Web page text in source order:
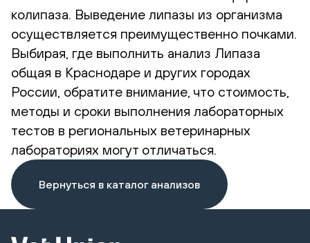
колипаза. Выведение липазы из организма
осуществляется преимущественно почками.
Выбирая, где выполнить анализ Липаза
общая в Краснодаре и других городах
России, обратите внимание, что стоимость,
методы и сроки выполнения лабораторных
тестов в региональных ветеринарных
лабораториях могут отличаться.
Вернуться в каталог анализов